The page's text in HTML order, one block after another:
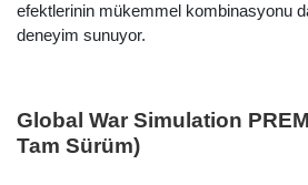
efektlerinin mükemmel kombinasyonu
deneyim sunuyor.
Global War Simulation
Tam Sürüm)